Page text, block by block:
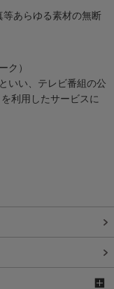
等あらゆる素材の無断
ク）
いい、テレビ番組の公
利用したサービスに